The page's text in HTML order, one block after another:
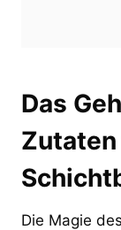
Das
Die Magie